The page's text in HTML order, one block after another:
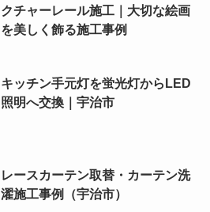
クチャーレール施工｜大切な絵画
を美しく飾る施工事例
キッチン手元灯を蛍光灯からLED
照明へ交換｜宇治市
レースカーテン取替・カーテン洗
濯施工事例（宇治市）